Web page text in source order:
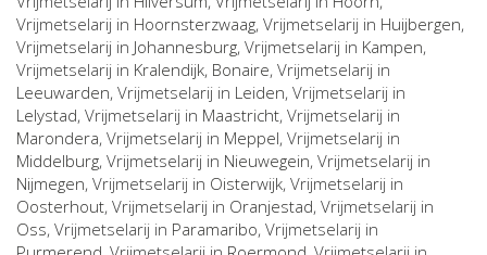
Vrijmetselarij in Hoornsterzwaag, Vrijmetselarij in Huijbergen,
Vrijmetselarij in Johannesburg, Vrijmetselarij in Kampen,
Vrijmetselarij in Kralendijk, Bonaire, Vrijmetselarij in
Leeuwarden, Vrijmetselarij in Leiden, Vrijmetselarij in
Lelystad, Vrijmetselarij in Maastricht, Vrijmetselarij in
Marondera, Vrijmetselarij in Meppel, Vrijmetselarij in
Middelburg, Vrijmetselarij in Nieuwegein, Vrijmetselarij in
Nijmegen, Vrijmetselarij in Oisterwijk, Vrijmetselarij in
Oosterhout, Vrijmetselarij in Oranjestad, Vrijmetselarij in
Oss, Vrijmetselarij in Paramaribo, Vrijmetselarij in